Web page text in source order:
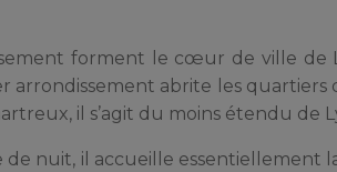
forment le cœur de ville de
arrondissement abrite les quartiers
il s’agit du moins étendu de
nuit, il accueille essentiellement